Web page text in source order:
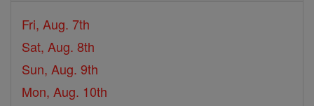
Fri, Aug. 7th
Sat, Aug. 8th
Sun, Aug. 9th
Mon, Aug. 10th